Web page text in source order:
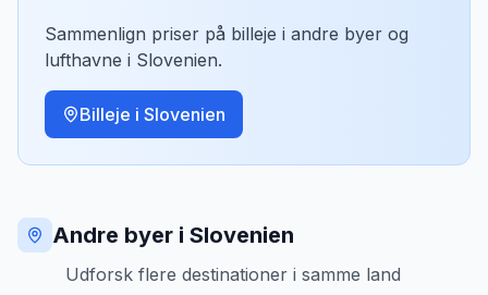
Sammenlign priser på billeje i andre byer og
lufthavne i Slovenien.
Billeje i Slovenien
Andre byer i Slovenien
Udforsk flere destinationer i samme land